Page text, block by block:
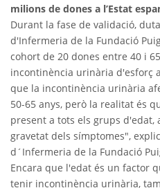
milions de dones a l’Estat
Durant la fase de validació,
d'Infermeria de la Fundació
cohort de 20 dones entre 40 i
incontinència urinària d'esforç
que la incontinència urinària
50-65 anys, però la realitat és
present a tots els grups d'edat,
gravetat dels símptomes",
d´Infermeria de la Fundació
Encara que l'edat és un factor
tenir incontinència urinària,